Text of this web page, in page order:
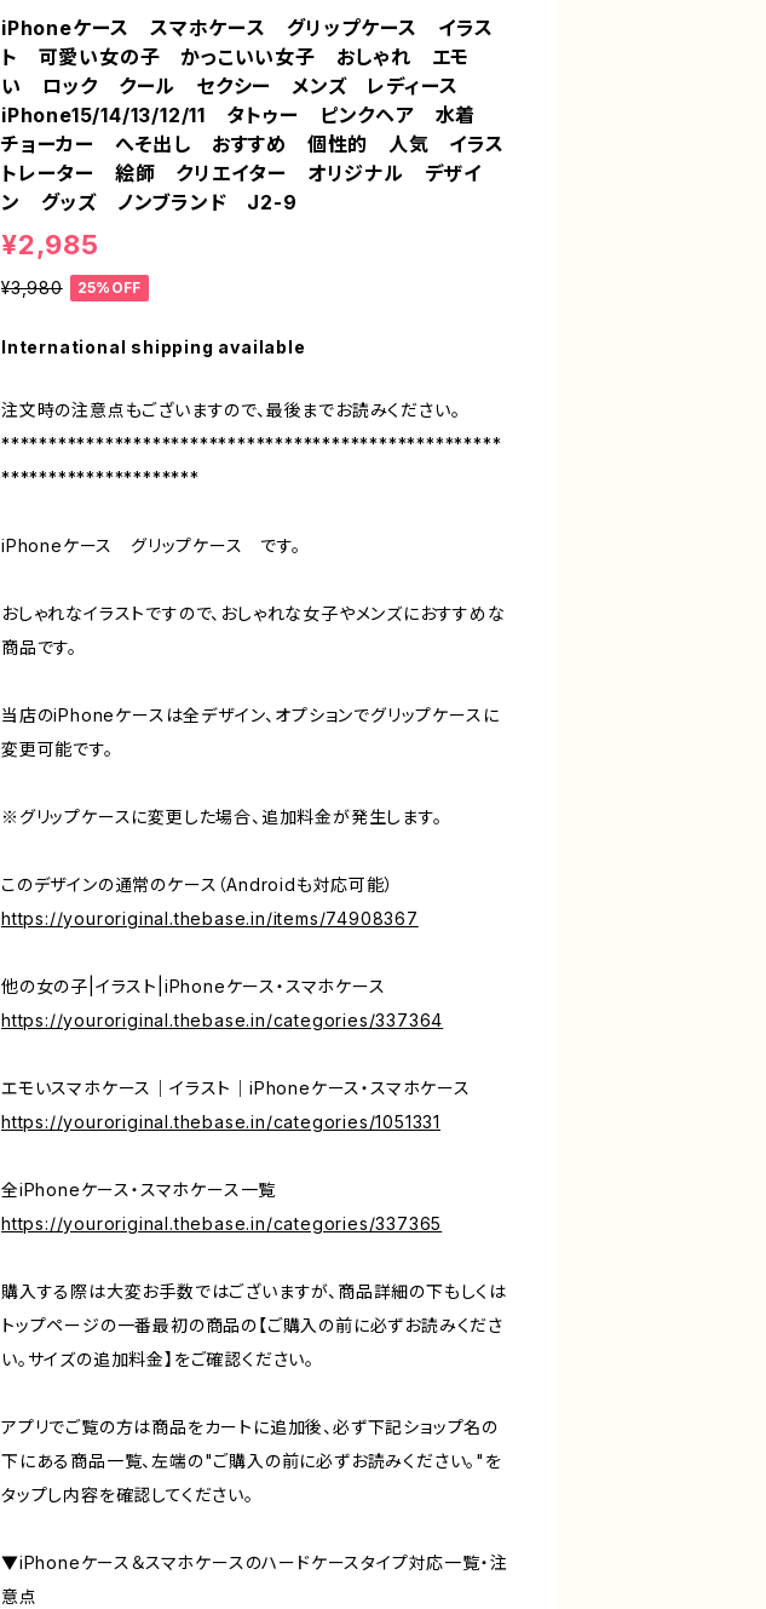
iPhoneケース スマホケース グリップケース イラス
ト 可愛い女の子 かっこいい女子 おしゃれ エモ
い ロック クール セクシー メンズ レディース
iPhone15/14/13/12/11 タトゥー ピンクヘア 水着
チョーカー へそ出し おすすめ 個性的 人気 イラス
トレーター 絵師 クリエイター オリジナル デザイ
ン グッズ ノンブランド J2-9
¥2,985
¥3,980 25%OFF
International shipping available
注文時の注意点もございますので、最後までお読みください。
*****************************************************
*********************
iPhoneケース グリップケース です。
おしゃれなイラストですので、おしゃれな女子やメンズにおすすめな
商品です。
当店のiPhoneケースは全デザイン、オプションでグリップケースに
変更可能です。
※グリップケースに変更した場合、追加料金が発生します。
このデザインの通常のケース（Androidも対応可能）
https://youroriginal.thebase.in/items/74908367
他の女の子|イラスト|iPhoneケース・スマホケース
https://youroriginal.thebase.in/categories/337364
エモいスマホケース｜イラスト｜iPhoneケース・スマホケース
https://youroriginal.thebase.in/categories/1051331
全iPhoneケース・スマホケース一覧
https://youroriginal.thebase.in/categories/337365
購入する際は大変お手数ではございますが、商品詳細の下もしくは
トップページの一番最初の商品の【ご購入の前に必ずお読みくださ
い。サイズの追加料金】をご確認ください。
アプリでご覧の方は商品をカートに追加後、必ず下記ショップ名の
下にある商品一覧、左端の"ご購入の前に必ずお読みください。"を
タップし内容を確認してください。
▼iPhoneケース＆スマホケースのハードケースタイプ対応一覧・注
意点